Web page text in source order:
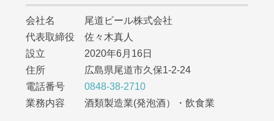
会社名 尾道ビール株式会社
代表取締役 佐々木真人
設立 2020年6月16日
住所 広島県尾道市久保1-2-24
電話番号0848-38-2710
業務内容 酒類製造業(発泡酒）・飲食業